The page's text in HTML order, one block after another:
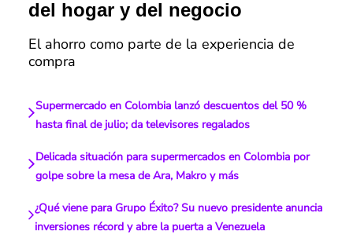
del hogar y del negocio
El ahorro como parte de la experiencia de
compra
Supermercado en Colombia lanzó descuentos del 50 %
hasta final de julio; da televisores regalados
Delicada situación para supermercados en Colombia por
golpe sobre la mesa de Ara, Makro y más
¿Qué viene para Grupo Éxito? Su nuevo presidente anuncia
inversiones récord y abre la puerta a Venezuela